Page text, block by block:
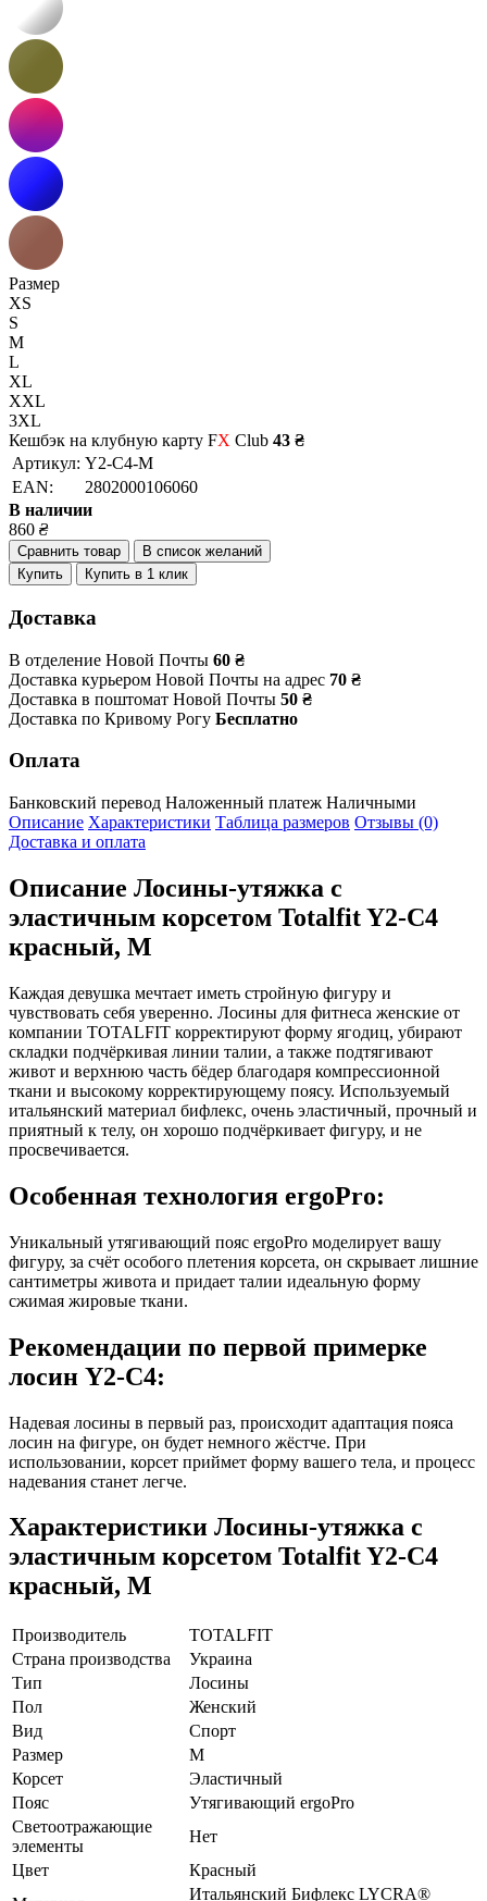
Размер
XS
S
M
L
XL
XXL
3XL
Кешбэк на клубную карту FX Club 43 ₴
Артикул: Y2-C4-M
EAN:
2802000106060
В наличии
860 ₴
Сравнить товар
В список желаний
Купить
Купить в 1 клик
Доставка
В отделение Новой Почты 60 ₴
Доставка курьером Новой Почты на адрес 70 ₴
Доставка в поштомат Новой Почты 50 ₴
Доставка по Кривому Рогу Бесплатно
Оплата
Банковский перевод Наложенный платеж Наличными
Описание Характеристики Таблица размеров Отзывы (0)
Доставка и оплата
Описание Лосины-утяжка с
эластичным корсетом Totalfit Y2-C4
красный, M
Каждая девушка мечтает иметь стройную фигуру и
чувствовать себя уверенно. Лосины для фитнеса женские от
компании TOTALFIT корректируют форму ягодиц, убирают
складки подчёркивая линии талии, а также подтягивают
живот и верхнюю часть бёдер благодаря компрессионной
ткани и высокому корректирующему поясу. Используемый
итальянский материал бифлекс, очень эластичный, прочный и
приятный к телу, он хорошо подчёркивает фигуру, и не
просвечивается.
Особенная технология ergoPro:
Уникальный утягивающий пояс ergoPro моделирует вашу
фигуру, за счёт особого плетения корсета, он скрывает лишние
сантиметры живота и придает талии идеальную форму
сжимая жировые ткани.
Рекомендации по первой примерке
лосин Y2-C4:
Надевая лосины в первый раз, происходит адаптация пояса
лосин на фигуре, он будет немного жёстче. При
использовании, корсет приймет форму вашего тела, и процесс
надевания станет легче.
Характеристики Лосины-утяжка с
эластичным корсетом Totalfit Y2-C4
красный, M
Производитель
TOTALFIT
Страна производства
Украина
Тип
Лосины
Пол
Женский
Вид
Спорт
Размер
M
Корсет
Эластичный
Пояс
Утягивающий ergoPro
Светоотражающие
элементы
Нет
Цвет
Красный
Итальянский Бифлекс LYCRA®